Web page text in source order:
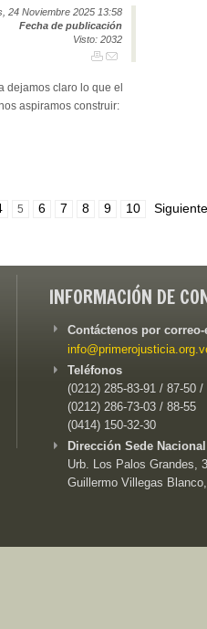
24 Noviembre 2025 13:58
Fecha de publicación
Visto: 2032
dejamos claro lo que el
aspiramos construir:
5 6 7 8 9 10 Siguiente
INFORMACIÓN DE
Contáctenos por
Teléfonos
(0212) 285-83-91 / 87-50 /
(0212) 286-73-03 / 88-55
(0414) 150-32-30
Dirección Sede
Urb. Los Palos Grandes,
Guillermo Villegas